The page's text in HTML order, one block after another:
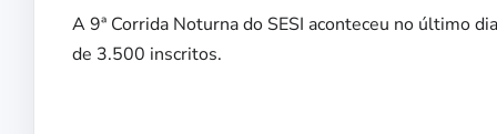
A 9ª Corrida Noturna do SESI aconteceu no último
de 3.500 inscritos.